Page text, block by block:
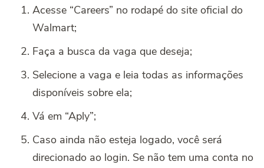
Acesse “Careers” no rodapé do site oficial do
Walmart;
Faça a busca da vaga que deseja;
Selecione a vaga e leia todas as informações
disponíveis sobre ela;
Vá em “Aply”;
Caso ainda não esteja logado, você será
direcionado ao login. Se não tem uma conta no